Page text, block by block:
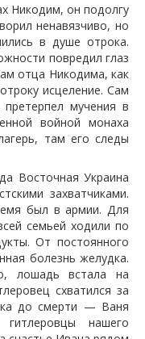
Никодим, он подолгу
ненавязчиво, но
в душе отрока.
повредил глаз
отца Никодима, как
исцеление. Сам
мучения в
войной монаха
там его следы
Восточная Украина
захватчиками.
был в армии. Для
семьей ходили по
От постоянного
болезнь желудка.
лошадь встала на
схватился за
до смерти — Ваня
нашего